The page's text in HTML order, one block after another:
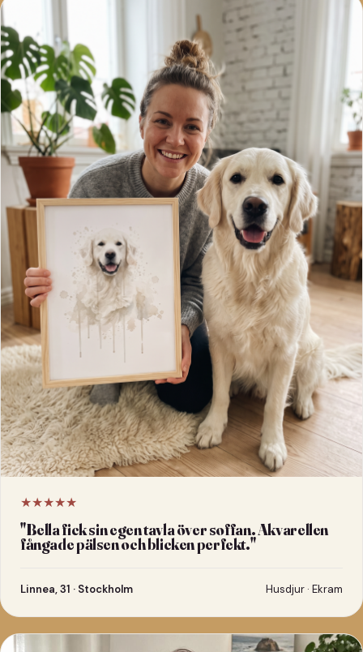
★★★★★
"Bella fick sin egen tavla över soffan. Akvarellen
fångade pälsen och blicken perfekt."
Linnea, 31 · Stockholm Husdjur · Ekram